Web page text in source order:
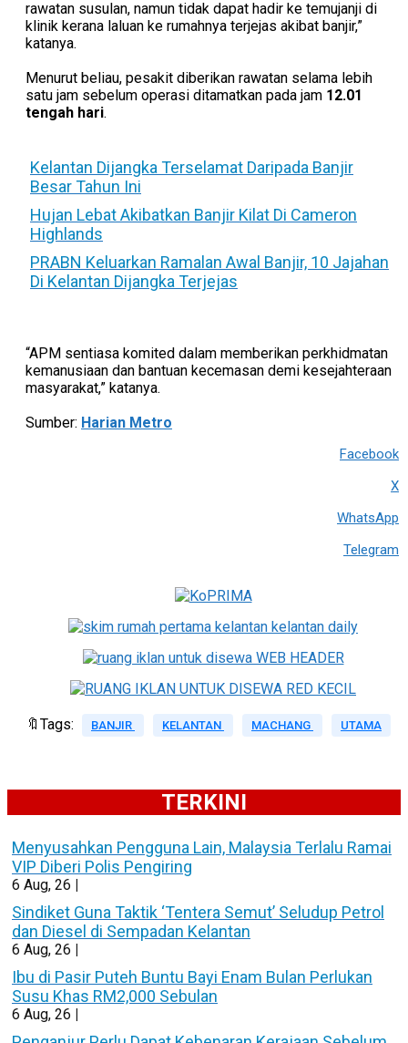
rawatan susulan, namun tidak dapat hadir ke temujanji di
klinik kerana laluan ke rumahnya terjejas akibat banjir,”
katanya.
Menurut beliau, pesakit diberikan rawatan selama lebih
satu jam sebelum operasi ditamatkan pada jam 12.01
tengah hari.
Kelantan Dijangka Terselamat Daripada Banjir
Besar Tahun Ini
Hujan Lebat Akibatkan Banjir Kilat Di Cameron
Highlands
PRABN Keluarkan Ramalan Awal Banjir, 10 Jajahan
Di Kelantan Dijangka Terjejas
“APM sentiasa komited dalam memberikan perkhidmatan
kemanusiaan dan bantuan kecemasan demi kesejahteraan
masyarakat,” katanya.
Sumber: Harian Metro
Facebook
X
WhatsApp
Telegram
🔖Tags: BANJIR KELANTAN MACHANG UTAMA
TERKINI
Menyusahkan Pengguna Lain, Malaysia Terlalu Ramai
VIP Diberi Polis Pengiring
6 Aug, 26
Sindiket Guna Taktik ‘Tentera Semut’ Seludup Petrol
dan Diesel di Sempadan Kelantan
6 Aug, 26
Ibu di Pasir Puteh Buntu Bayi Enam Bulan Perlukan
Susu Khas RM2,000 Sebulan
6 Aug, 26